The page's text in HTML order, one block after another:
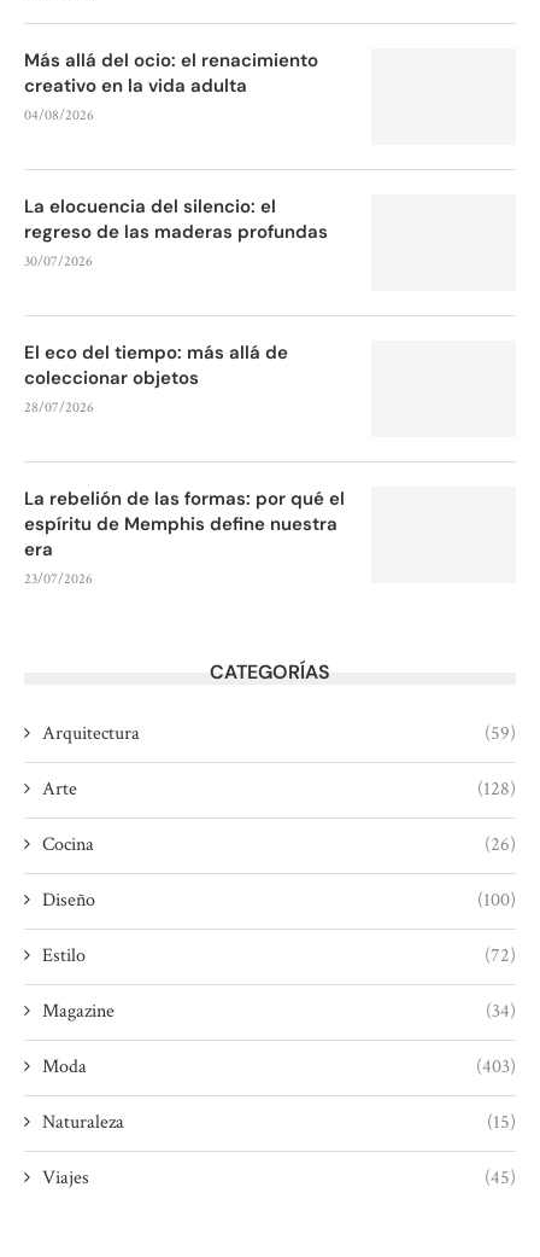
Más allá del ocio: el renacimiento
creativo en la vida adulta
04/08/2026
La elocuencia del silencio: el
regreso de las maderas profundas
30/07/2026
El eco del tiempo: más allá de
coleccionar objetos
28/07/2026
La rebelión de las formas: por qué el
espíritu de Memphis define nuestra
era
23/07/2026
CATEGORÍAS
Arquitectura (59)
Arte (128)
Cocina (26)
Diseño (100)
Estilo (72)
Magazine (34)
Moda (403)
Naturaleza (15)
Viajes (45)